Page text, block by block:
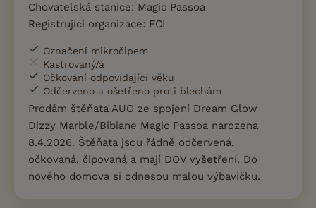
Chovatelská stanice: Magic Passoa
Registrující organizace: FCI
Označení mikročipem
Kastrovaný/á
Očkování odpovídající věku
Odčerveno a ošetřeno proti blechám
Prodám štěňata AUO ze spojení Dream Glow
Dizzy Marble/Bibiane Magic Passoa narozena
8.4.2026. Štěňata jsou řádně odčervená,
očkovaná, čipovaná a mají DOV vyšetření. Do
nového domova si odnesou malou výbavičku.